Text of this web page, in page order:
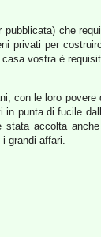
che
privati per
vostra è
con le loro
punta di fucile
accolta anche
grandi affari.